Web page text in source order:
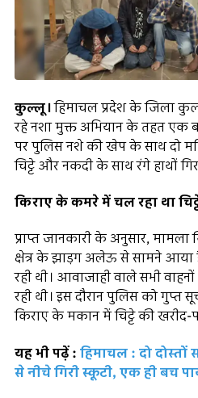
कुल्लू।हिमाचल प्रदेश के जिला
रहे नशा मुक्त अभियान के तहत एक
पर पुलिस नशे की खेप के साथ दो
चिट्टे और नकदी के साथ रंगे हाथों
किराए के कमरे में चल रहा था
प्राप्त जानकारी के अनुसार,
क्षेत्र के झाड़ग अलेऊ से सामने आया
रही थी। आवाजाही वाले सभी
रही थी। इस दौरान पुलिस को
किराए के मकान में चिट्टे की खरीद-
यह भी पढ़ें : हिमाचल : दो
से नीचे गिरी स्कूटी, एक ही बच